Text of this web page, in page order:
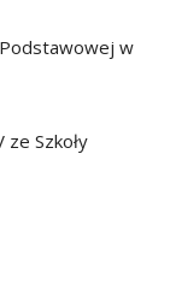
Podstawowej w
ze Szkoły